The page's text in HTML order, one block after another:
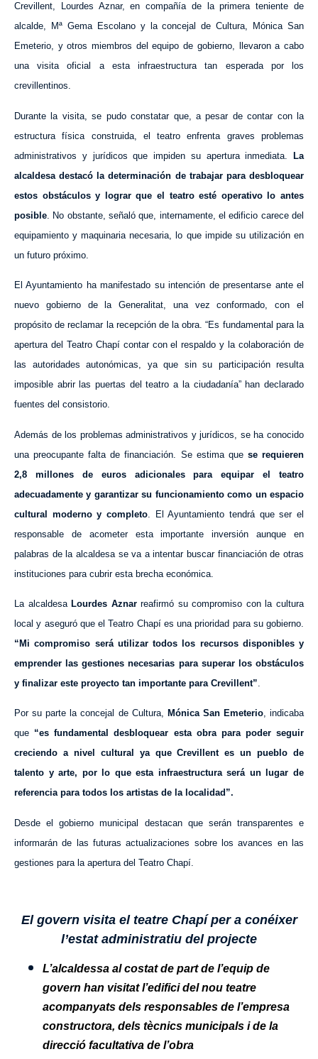
Crevillent, Lourdes Aznar, en compañía de la primera teniente de
alcalde, Mª Gema Escolano y la concejal de Cultura, Mónica San
Emeterio, y otros miembros del equipo de gobierno, llevaron a cabo
una visita oficial a esta infraestructura tan esperada por los
crevillentinos.
Durante la visita, se pudo constatar que, a pesar de contar con la
estructura física construida, el teatro enfrenta graves problemas
administrativos y jurídicos que impiden su apertura inmediata.
La
alcaldesa destacó la determinación de trabajar para desbloquear
estos obstáculos y lograr que el teatro esté operativo lo antes
posible . No obstante, señaló que, internamente, el edificio carece del
equipamiento y maquinaria necesaria, lo que impide su utilización en
un futuro próximo.
El Ayuntamiento ha manifestado su intención de presentarse ante el
nuevo gobierno de la Generalitat, una vez conformado, con el
propósito de reclamar la recepción de la obra. “Es fundamental para la
apertura del Teatro Chapí contar con el respaldo y la colaboración de
las autoridades autonómicas, ya que sin su participación resulta
imposible abrir las puertas del teatro a la ciudadanía” han declarado
fuentes del consistorio.
Además de los problemas administrativos y jurídicos, se ha conocido
una preocupante falta de financiación. Se estima que se requieren
2,8 millones de euros adicionales para equipar el teatro
adecuadamente y garantizar su funcionamiento como un espacio
cultural moderno y completo . El Ayuntamiento tendrá que ser el
responsable de acometer esta importante inversión aunque en
palabras de la alcaldesa se va a intentar buscar financiación de otras
instituciones para cubrir esta brecha económica.
La alcaldesa Lourdes Aznarreafirmó su compromiso con la cultura
local y aseguró que el Teatro Chapí es una prioridad para su gobierno.
“Mi compromiso será utilizar todos los recursos disponibles y
emprender las gestiones necesarias para superar los obstáculos
y finalizar este proyecto tan importante para Crevillent”
Por su parte la concejal de Cultura, Mónica San Emeterio, indicaba
que “es fundamental desbloquear esta obra para poder seguir
creciendo a nivel cultural ya que Crevillent es un pueblo de
talento y arte, por lo que esta infraestructura será un lugar de
referencia para todos los artistas de la localidad”.
Desde el gobierno municipal destacan que serán transparentes e
informarán de las futuras actualizaciones sobre los avances en las
gestiones para la apertura del Teatro Chapí.
El govern visita el teatre Chapí per a conéixer
l’estat administratiu del projecte
L’alcaldessa al costat de part de l’equip de
govern han visitat l’edifici del nou teatre
acompanyats dels responsables de l’empresa
constructora, dels tècnics municipals i de la
direcció facultativa de l’obra